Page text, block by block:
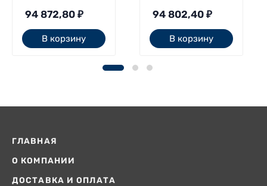
94 872,80 ₽
В корзину
94 802,40 ₽
В корзину
ГЛАВНАЯ
О КОМПАНИИ
ДОСТАВКА И ОПЛАТА